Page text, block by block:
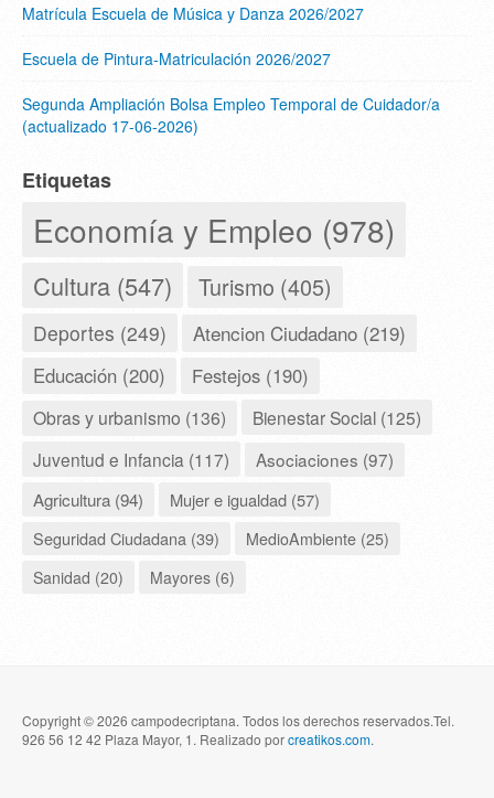
Matrícula Escuela de Música y Danza 2026/2027
Escuela de Pintura-Matriculación 2026/2027
Segunda Ampliación Bolsa Empleo Temporal de Cuidador/a
(actualizado 17-06-2026)
Etiquetas
Economía y Empleo (978)
Cultura (547) Turismo (405)
Deportes (249) Atencion Ciudadano (219)
Educación (200) Festejos (190)
Obras y urbanismo (136)
Bienestar Social (125)
Juventud e Infancia (117)
Asociaciones (97)
Agricultura (94)
Mujer e igualdad (57)
Seguridad Ciudadana (39)
MedioAmbiente (25)
Sanidad (20)
Mayores (6)
Copyright © 2026 campodecriptana. Todos los derechos reservados.Tel.
926 56 12 42 Plaza Mayor, 1. Realizado porcreatikos.com.